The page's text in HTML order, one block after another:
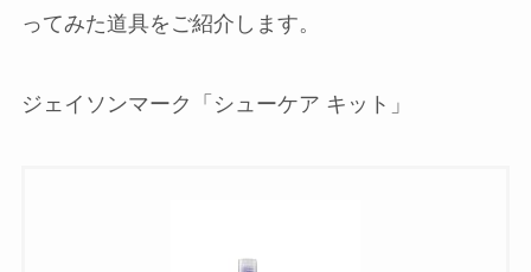
ってみた道具をご紹介します。
ジェイソンマーク「シューケア キット」